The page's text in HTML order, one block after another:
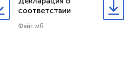
соответствии
Файл мб.